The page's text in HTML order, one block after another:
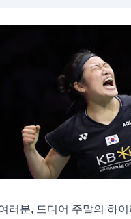
러분, 드디어 주말의 하